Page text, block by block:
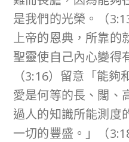
是我們的光榮。（
上帝的恩典，所靠的
聖靈使自己內心變得
（3:16）留意「能
愛是何等的長、闊、
過人的知識所能測度
一切的豐盛。」（